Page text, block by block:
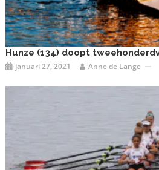
Hunze (134) doopt
januari 27, 2021 Anne de Lange